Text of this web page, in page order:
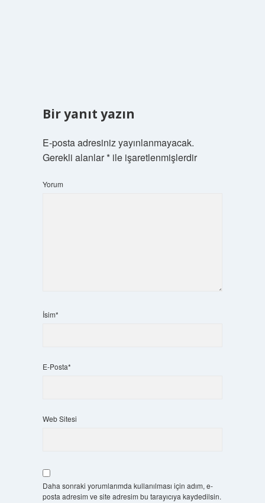
Bir yanıt yazın
E-posta adresiniz yayınlanmayacak.
Gerekli alanlar*ile işaretlenmişlerdir
Yorum
İsim*
E-Posta*
Web Sitesi
Daha sonraki yorumlarımda kullanılması için adım, e-
posta adresim ve site adresim bu tarayıcıya kaydedilsin.